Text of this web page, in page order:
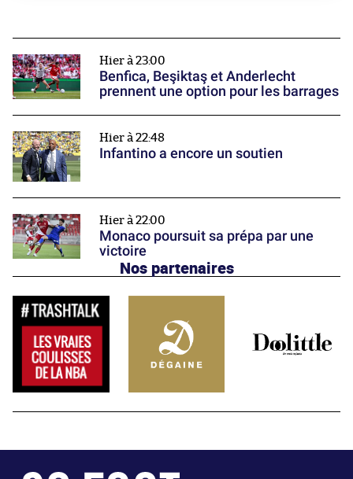
Hier à 23:00
Benfica, Beşiktaş et Anderlecht
prennent une option pour les barrages
Hier à 22:48
Infantino a encore un soutien
Hier à 22:00
Monaco poursuit sa prépa par une
victoire
Nos partenaires